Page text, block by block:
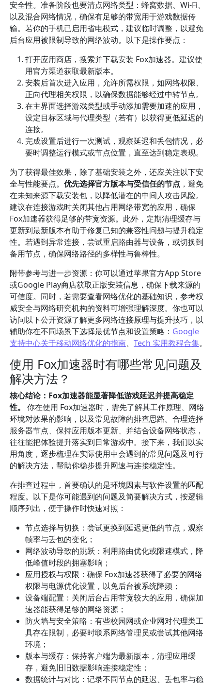
安全性。准备阶段也要清点网络类型：蜂窝数据、Wi‑Fi、
以及混合网络情况，确保有足够的带宽用于游戏数据传
输。若你的手机已启用省电模式，建议临时调整，以避免
后台应用被限制导致的网络波动。以下是操作要点：
打开应用商店，搜索并下载安装 Fox加速器。建议使
用官方渠道获取最新版本。
安装后首次进入应用，允许所需权限，如网络权限、
正向代理相关权限，以确保数据能够经过中转节点。
在主界面选择游戏类型或手动添加需要加速的应用，
设定目标区域与代理类型（若有）以获得更低延迟的
连接。
完成设置后进行一次测试，观察延迟和丢包情况，必
要时调整运行模式或节点位置，直至达到稳定表现。
为了获得最佳效果，除了基础安装之外，还应关注以下安
全与性能要点。 优先选择官方版本与受信任的节点 ，避免
在未知来源下载安装包，以降低潜在的中间人攻击风险。
建议在连接游戏时关闭其他占用网络带宽的应用，确保
Fox加速器获得足够的带宽资源。此外，定期清理缓存与
更新到最新版本有助于修复已知的兼容性问题与提升稳定
性。若遇到异常连接，尝试重启路由器与设备，或切换到
备用节点，确保网络路径的多样性与鲁棒性。
附带参考与进一步资源：你可以通过苹果官方App Store
或Google Play商店获取正版安装信息，确保下载来源的
可信度。同时，若需要查看网络优化的基础知识，参考权
威安全与网络研究机构的资料可增强理解深度。你也可以
访问以下公开资源了解更多网络连接原理与提升技巧，以
辅助你在不同场景下选择最优节点和设置策略： Google
支持中心关于移动网络优化的指南、 Tech 实用教程合集。
使用 Fox加速器时有哪些常见问题及
解决方法？
核心结论：Fox加速器能显著降低游戏延迟并提高稳定
性。
你在使用 Fox加速器时，需先了解其工作原理、网络
环境对效果的影响，以及常见故障的排查思路。合理选择
服务器节点、保持应用版本更新、并结合设备网络状态，
往往能把体验提升落实到日常游戏中。接下来，我们以实
用角度，逐步梳理在实际使用中会遇到的常见问题及可行
的解决方法，帮助你稳步提升网速与连接稳定性。
在排查过程中，首要确认的是环境因素与软件设置的匹配
程度。以下是你可能遇到的问题及简要解决方式，按逻辑
顺序列出，便于操作时快速对照：
节点选择与切换：尝试更换到延迟更低的节点，观察
帧率与丢包的变化；
网络波动导致的跳跃：利用路由优化或限速模式，降
低峰值时段的拥塞影响；
应用授权与权限：确保 Fox加速器获得了必要的网络
权限与电源优化设置，以免后台被系统降频；
设备端配置：关闭后台占用带宽较大的应用，确保加
速器能获得足够的网络资源；
防火墙与安全策略：有些校园网或企业网对代理类工
具存在限制，必要时联系网络管理员或尝试其他网络
环境；
版本与缓存：保持客户端为最新版本，清理应用缓
存，避免旧旧数据影响连接稳定性；
数据统计与对比：记录不同节点的延迟、丢包率与稳